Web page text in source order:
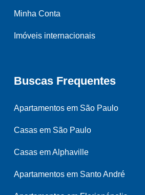
Minha Conta
Imóveis internacionais
Buscas Frequentes
Apartamentos em São Paulo
Casas em São Paulo
Casas em Alphaville
Apartamentos em Santo André